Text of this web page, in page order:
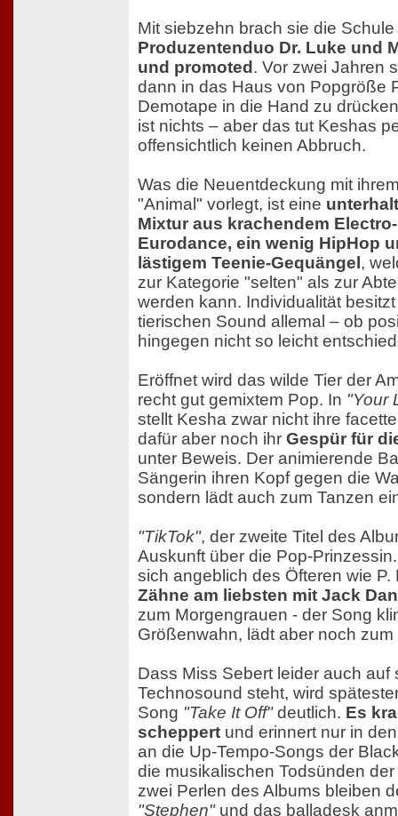
Mit siebzehn brach sie die
Produzentenduo Dr. Luke und
und promoted . Vor zwei Jahren
dann in das Haus von Popgröße
Demotape in die Hand zu
ist nichts – aber das tut Keshas
offensichtlich keinen Abbruch.
Was die Neuentdeckung mit
"Animal" vorlegt, ist eine
Mixtur aus krachendem
Eurodance, ein wenig HipHop
lästigem Teenie-Gequängel ,
zur Kategorie "selten" als zur
werden kann. Individualität
tierischen Sound allemal – ob
hingegen nicht so leicht
Eröffnet wird das wilde Tier der
recht gut gemixtem Pop. In "Your
stellt Kesha zwar nicht ihre
dafür aber noch ihr Gespür für
unter Beweis. Der animierende
Sängerin ihren Kopf gegen die
sondern lädt auch zum Tanzen
"TikTok", der zweite Titel des
Auskunft über die Pop-
sich angeblich des Öfteren wie
Zähne am liebsten mit Jack
zum Morgengrauen - der Song
Größenwahn, lädt aber noch
Dass Miss Sebert leider auch auf
Technosound steht, wird
Song "Take It Off"deutlich. Es
scheppert und erinnert nur in
an die Up-Tempo-Songs der
die musikalischen Todsünden
zwei Perlen des Albums bleiben
"Stephen"und das balladesk